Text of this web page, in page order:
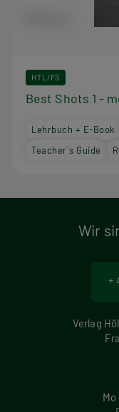
HTL/FS
Best Shots 1 -
Lehrbuch + E-Book
Teacher´s Guide
Wir
+
Verlag
Mo